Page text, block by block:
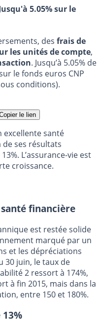
5.05% sur le
des frais de
les unités de compte,
. Jusqu’à 5.05% de
le fonds euros CNP
conditions).
le lien
excellente santé
ses résultats
L’assurance-vie est
croissance.
financière
est restée solide
marqué par un
et les dépréciations
30 juin, le taux de
2 ressort à 174%,
à fin 2015, mais dans la
entre 150 et 180%.